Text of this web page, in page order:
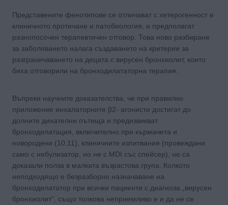
Представените фенотипове се отличават с хетерогенност в
клиничното протичане и патобиология, и предполагат
разнопосочен терапевтичен отговор. Това ново разбиране
за заболяването налага създаването на критерии за
разграничаването на децата с вирусен бронхиолит, които
биха отговорили на бронходилататорна терапия.
Въпреки научните доказателства, че при правилно
приложение инхалаторните β2- агонисти достигат до
долните дихателни пътища и предизвикват
бронходилатация, включително при кърмачета и
новородени (10,11), клиничните изпитвания (провеждани
само с небулизатор, но не с MDI със спейсер), не са
доказали полза в малката възрастова група. Колкото
неподходящо е безразборно назначаване на
бронходилататор при всички пациенти с диагноза „вирусен
бронхиолит“, също толкова неприемливо е и да не се